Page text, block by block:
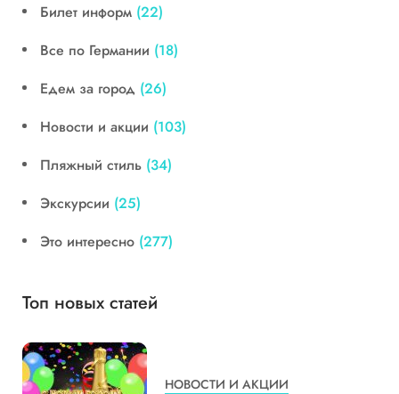
Билет информ (22)
Все по Германии (18)
Едем за город (26)
Новости и акции (103)
Пляжный стиль (34)
Экскурсии (25)
Это интересно (277)
Топ новых статей
НОВОСТИ И АКЦИИ